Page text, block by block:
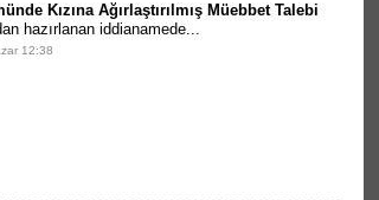
Kızına Ağırlaştırılmış Müebbet Talebi
hazırlanan iddianamede...
12:38